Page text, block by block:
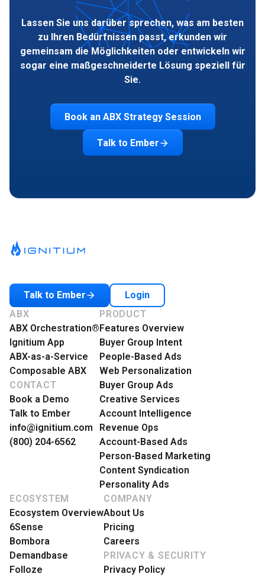
Lassen Sie uns darüber sprechen, was am besten
zu Ihren Bedürfnissen passt, erkunden wir
gemeinsam die Möglichkeiten oder entwickeln wir
sogar eine maßgeschneiderte Lösung speziell für
Sie.
Book an ABX Strategy Session
Talk to Ember
Talk to Ember
Login
ABX
ABX Orchestration®
Ignitium App
ABX-as-a-Service
Composable ABX
CONTACT
Book a Demo
Talk to Ember
info@ignitium.com
(800) 204-6562
PRODUCT
Features Overview
Buyer Group Intent
People-Based Ads
Web Personalization
Buyer Group Ads
Creative Services
Account Intelligence
Revenue Ops
Account-Based Ads
Person-Based Marketing
Content Syndication
Personality Ads
ECOSYSTEM
Ecosystem Overview
6Sense
Bombora
Demandbase
Folloze
COMPANY
About Us
Pricing
Careers
PRIVACY & SECURITY
Privacy Policy